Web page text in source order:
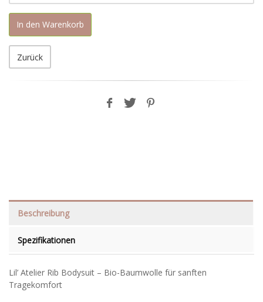
In den Warenkorb
Zurück
Beschreibung
Spezifikationen
Lil’ Atelier Rib Bodysuit – Bio-Baumwolle für sanften
Tragekomfort